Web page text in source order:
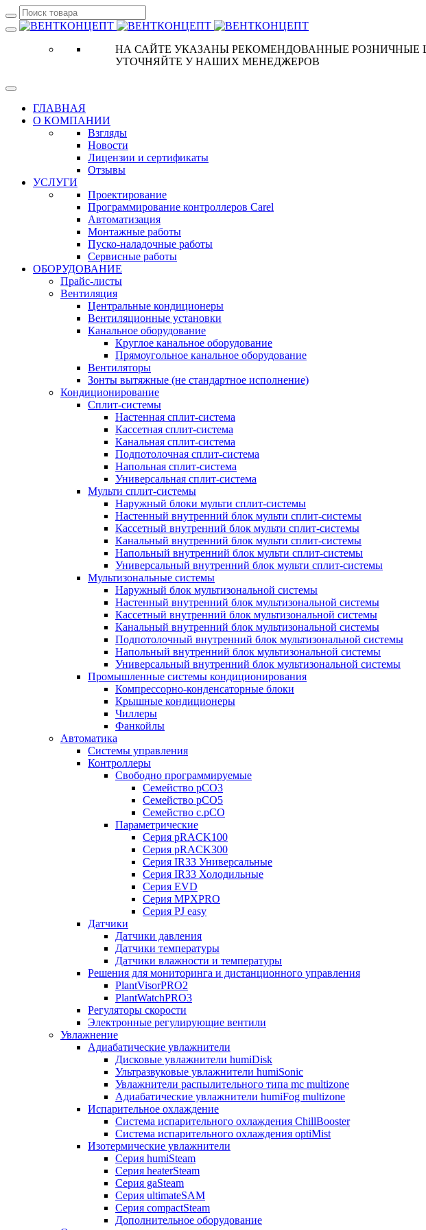
НА САЙТЕ УКАЗАНЫ РЕКОМЕНДОВАННЫЕ
УТОЧНЯЙТЕ У НАШИХ МЕНЕДЖЕРОВ
ГЛАВНАЯ
О КОМПАНИИ
Взгляды
Новости
Лицензии и сертификаты
Отзывы
УСЛУГИ
Проектирование
Программирование контроллеров Carel
Автоматизация
Монтажные работы
Пуско-наладочные работы
Сервисные работы
ОБОРУДОВАНИЕ
Прайс-листы
Вентиляция
Центральные кондиционеры
Вентиляционные установки
Канальное оборудование
Круглое канальное оборудование
Прямоугольное канальное оборудование
Вентиляторы
Зонты вытяжные (не стандартное исполнение)
Кондиционирование
Сплит-системы
Настенная сплит-система
Кассетная сплит-система
Канальная сплит-система
Подпотолочная сплит-система
Напольная сплит-система
Универсальная сплит-система
Мульти сплит-системы
Наружный блоки мульти сплит-системы
Настенный внутренний блок мульти сплит-системы
Кассетный внутренний блок мульти сплит-системы
Канальный внутренний блок мульти сплит-системы
Напольный внутренний блок мульти сплит-системы
Универсальный внутренний блок мульти сплит-системы
Мультизональные системы
Наружный блок мультизональной системы
Настенный внутренний блок мультизональной системы
Кассетный внутренний блок мультизональной системы
Канальный внутренний блок мультизональной системы
Подпотолочный внутренний блок мультизональной системы
Напольный внутренний блок мультизональной системы
Универсальный внутренний блок мультизональной системы
Промышленные системы кондиционирования
Компрессорно-конденсаторные блоки
Крышные кондиционеры
Чиллеры
Фанкойлы
Автоматика
Системы управления
Контроллеры
Свободно программируемые
Семейство pCO3
Семейство pCO5
Семейство c.pCO
Параметрические
Серия pRACK100
Серия pRACK300
Серия IR33 Универсальные
Серия IR33 Холодильные
Серия EVD
Серия MPXPRO
Серия PJ easy
Датчики
Датчики давления
Датчики температуры
Датчики влажности и температуры
Решения для мониторинга и дистанционного управления
PlantVisorPRO2
PlantWatchPRO3
Регуляторы скорости
Электронные регулирующие вентили
Увлажнение
Адиабатические увлажнители
Дисковые увлажнители humiDisk
Ультразвуковые увлажнители humiSonic
Увлажнители распылительного типа mc multizone
Адиабатические увлажнители humiFog multizone
Испарительное охлаждение
Система испарительного охлаждения ChillBooster
Система испарительного охлаждения optiMist
Изотермические увлажнители
Серия humiSteam
Серия heaterSteam
Серия gaSteam
Серия ultimateSAM
Серия compactSteam
Дополнительное оборудование